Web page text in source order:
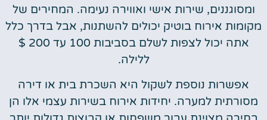
ומסוגננים, שירות אישי ואווירה נעימה. המחירים של
מקומות אירוח בוטיק יכולים להשתנות, אבל בדרך כלל
אתה יכול לצפות לשלם בסביבות 100 עד 200 $
ללילה.
אפשרות נוספת לשקול היא השכרת בית או דירה
מסורתית למערה. יחידות אירוח בשירות עצמי אלו הן